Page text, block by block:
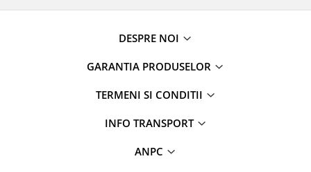
Rame adaptoare Suzuki
Rame adaptoare Dacia
Rame adaptoare Audi
DESPRE NOI
GARANTIA PRODUSELOR
TERMENI SI CONDITII
INFO TRANSPORT
ANPC